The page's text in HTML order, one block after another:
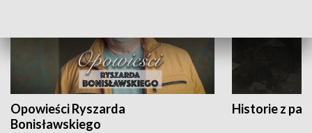
Opowieści Ryszarda
Bonisławskiego
Historie z